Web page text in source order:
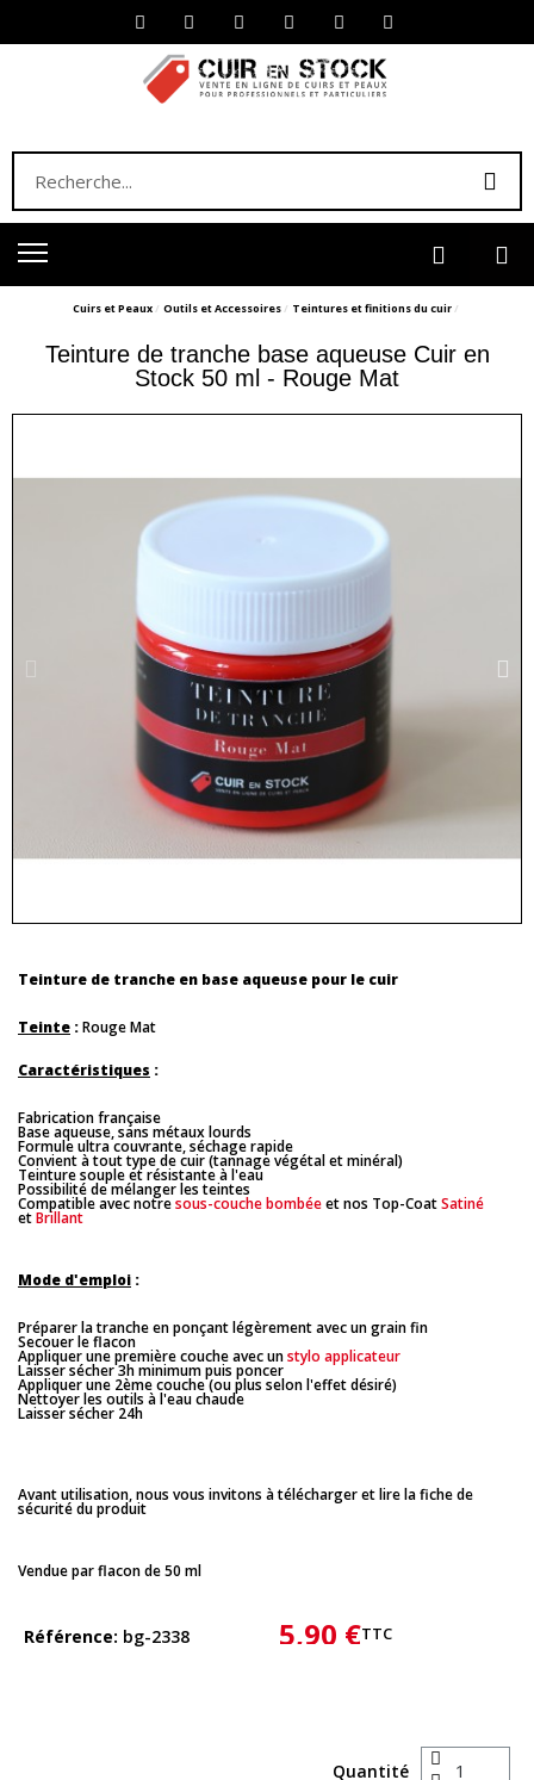
Cuirs et Peaux Outils et Accessoires Teintures et finitions du cuir
Teinture de tranche base aqueuse Cuir en
Stock 50 ml - Rouge Mat
Teinture de tranche en base aqueuse pour le cuir
Teinte :Rouge Mat
Caractéristiques :
Fabrication française
Base aqueuse, sans métaux lourds
Formule ultra couvrante, séchage rapide
Convient à tout type de cuir (tannage végétal et minéral)
Teinture souple et résistante à l'eau
Possibilité de mélanger les teintes
Compatible avec notresous-couche bombéeet nos Top-CoatSatiné
etBrillant
Mode d'emploi :
Préparer la tranche en ponçant légèrement avec un grain fin
Secouer le flacon
Appliquer une première couche avec unstylo applicateur
Laisser sécher 3h minimum puis poncer
Appliquer une 2ème couche (ou plus selon l'effet désiré)
Nettoyer les outils à l'eau chaude
Laisser sécher 24h
Avant utilisation, nous vous invitons à télécharger et lire la fiche de
sécurité du produit
Vendue par flacon de 50 ml
Référence bg-2338 5,90 €TTC
Quantité